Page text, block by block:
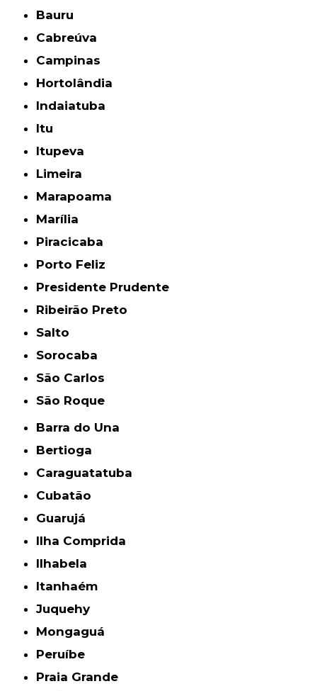
Bauru
Cabreúva
Campinas
Hortolândia
Indaiatuba
Itu
Itupeva
Limeira
Marapoama
Marília
Piracicaba
Porto Feliz
Presidente Prudente
Ribeirão Preto
Salto
Sorocaba
São Carlos
São Roque
Barra do Una
Bertioga
Caraguatatuba
Cubatão
Guarujá
Ilha Comprida
Ilhabela
Itanhaém
Juquehy
Mongaguá
Peruíbe
Praia Grande